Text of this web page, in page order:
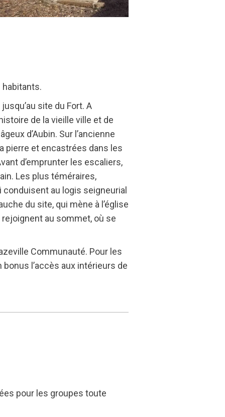
habitants.
site du Fort. A
de la vieille ville et de
d’Aubin. Sur l’ancienne
pierre et encastrées dans les
d’emprunter les escaliers,
Les plus téméraires,
au logis seigneurial
du site, qui mène à l’église
au sommet, où se
Communauté. Pour les
l’accès aux intérieurs de
pour les groupes toute